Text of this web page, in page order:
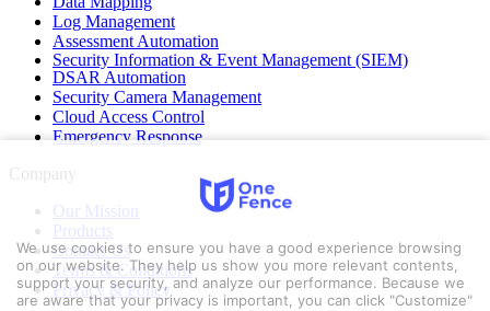
Log Management
Assessment Automation
Security Information & Event Management (SIEM)
DSAR Automation
Security Camera Management
Cloud Access Control
Emergency Response
Company
Our Mission
Products
Contact Us
Terms & Conditions
Privacy & Policy
We use cookies to ensure you have a good experience browsing
on our website. They help us show you more relevant contents,
support your security, and analyze our performance. Because we
are aware that your privacy is important, you can click "Customize"